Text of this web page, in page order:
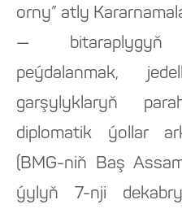
orny” atly
— bitaraplygyň
peýdalanmak,
garşylyklaryň
diplomatik ýollar
(BMG-niň Baş
ýylyň 7-nji